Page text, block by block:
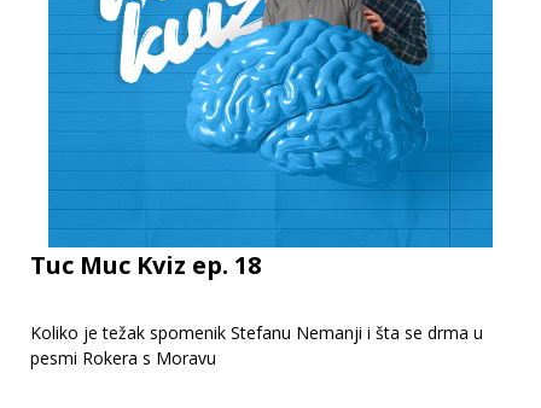
Tuc Muc Kviz ep. 18
Koliko je težak spomenik Stefanu Nemanji i šta se drma u
pesmi Rokera s Moravu